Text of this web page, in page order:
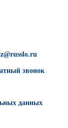
звонок
данных